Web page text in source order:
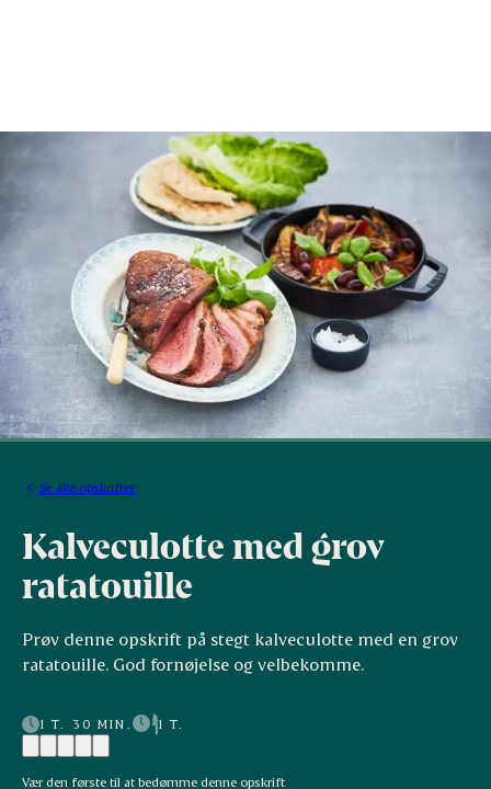
Se alle opskrifter
Kalveculotte med grov
ratatouille
Prøv denne opskrift på stegt kalveculotte med en grov
ratatouille. God fornøjelse og velbekomme.
1 T. 30 MIN. 1 T.
Vær den første til at bedømme denne opskrift